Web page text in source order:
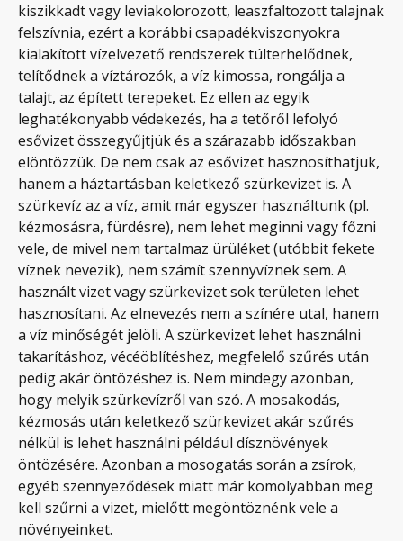
kiszikkadt vagy leviakolorozott, leaszfaltozott talajnak
felszívnia, ezért a korábbi csapadékviszonyokra
kialakított vízelvezető rendszerek túlterhelődnek,
telítődnek a víztározók, a víz kimossa, rongálja a
talajt, az épített terepeket. Ez ellen az egyik
leghatékonyabb védekezés, ha a tetőről lefolyó
esővizet összegyűjtjük és a szárazabb időszakban
elöntözzük. De nem csak az esővizet hasznosíthatjuk,
hanem a háztartásban keletkező szürkevizet is. A
szürkevíz az a víz, amit már egyszer használtunk (pl.
kézmosásra, fürdésre), nem lehet meginni vagy főzni
vele, de mivel nem tartalmaz ürüléket (utóbbit fekete
víznek nevezik), nem számít szennyvíznek sem. A
használt vizet vagy szürkevizet sok területen lehet
hasznosítani. Az elnevezés nem a színére utal, hanem
a víz minőségét jelöli. A szürkevizet lehet használni
takarításhoz, vécéöblítéshez, megfelelő szűrés után
pedig akár öntözéshez is. Nem mindegy azonban,
hogy melyik szürkevízről van szó. A mosakodás,
kézmosás után keletkező szürkevizet akár szűrés
nélkül is lehet használni például dísznövények
öntözésére. Azonban a mosogatás során a zsírok,
egyéb szennyeződések miatt már komolyabban meg
kell szűrni a vizet, mielőtt megöntöznénk vele a
növényeinket.